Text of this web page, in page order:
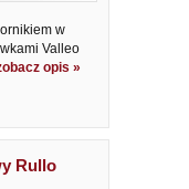
w
Valleo
opis »
Rullo